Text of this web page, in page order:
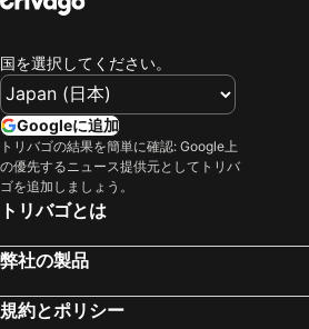
With The Best Hospitality
国を選択してください。
Googleに追加
トリバゴの結果を簡単に確認: Google上
の優先するニュース提供元としてトリバ
ゴを追加しましょう。
トリバゴとは
弊社の製品
規約とポリシー